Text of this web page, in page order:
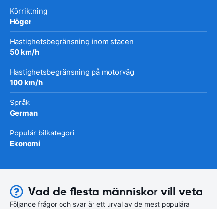
Körriktning
Höger
Hastighetsbegränsning inom staden
50 km/h
Hastighetsbegränsning på motorväg
100 km/h
Språk
German
Populär bilkategori
Ekonomi
Vad de flesta människor vill veta
Följande frågor och svar är ett urval av de mest populära